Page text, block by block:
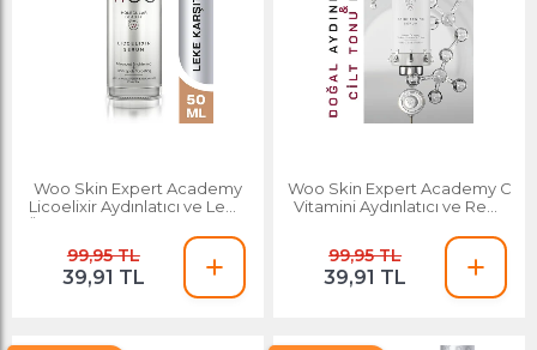
Woo Skin Expert Academy
Licoelixir Aydınlatıcı ve Leke
Önleyici Serum 50 Ml Eşit Cilt
99,95 TL
39,91 TL
Woo Skin Expert Academy C
Vitamini Aydınlatıcı ve Renk
99,95 TL
39,91 TL